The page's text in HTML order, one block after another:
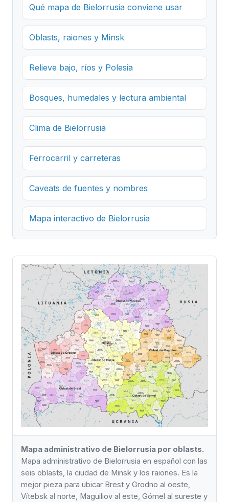
Qué mapa de Bielorrusia conviene usar
Oblasts, raiones y Minsk
Relieve bajo, ríos y Polesia
Bosques, humedales y lectura ambiental
Clima de Bielorrusia
Ferrocarril y carreteras
Caveats de fuentes y nombres
Mapa interactivo de Bielorrusia
Mapa administrativo de Bielorrusia por oblasts.
Mapa administrativo de Bielorrusia en español con las
seis oblasts, la ciudad de Minsk y los raiones. Es la
mejor pieza para ubicar Brest y Grodno al oeste,
Vítebsk al norte, Maguiliov al este, Gómel al sureste y